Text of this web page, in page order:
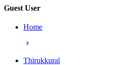
Guest User
Home
Thirukkural